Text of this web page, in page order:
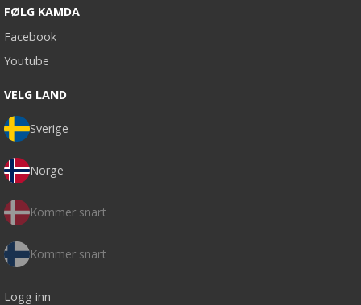
FØLG KAMDA
Facebook
Youtube
VELG LAND
Sverige
Norge
Kommer snart
Kommer snart
Logg inn